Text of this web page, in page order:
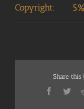
Copyright: 5%
Share this
Facebook